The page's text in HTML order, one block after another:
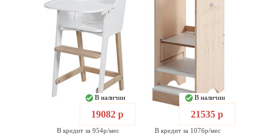
В наличии
19082 р
В кредит за 954р/мес
В наличии
21535 р
В кредит за 1076р/мес